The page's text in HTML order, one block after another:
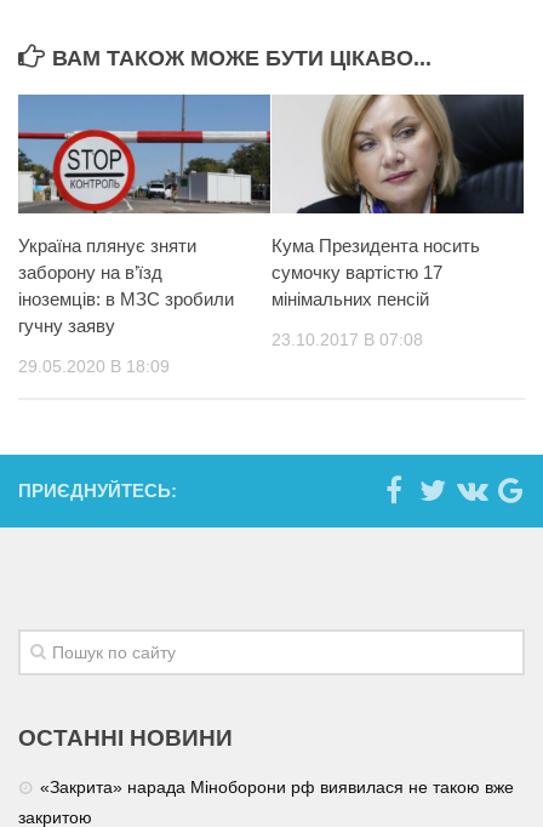
ВАМ ТАКОЖ МОЖЕ БУТИ ЦІКАВО...
Україна плянує зняти
заборону на в’їзд
іноземців: в МЗС зробили
гучну заяву
29.05.2020 В 18:09
Кума Президента носить
сумочку вартістю 17
мінімальних пенсій
23.10.2017 В 07:08
ПРИЄДНУЙТЕСЬ:
ОСТАННІ НОВИНИ
«Закрита» нарада Міноборони рф виявилася не такою вже
закритою